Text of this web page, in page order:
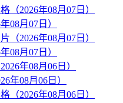
（2026年08月07日）
08月07日）
（2026年08月07日）
08月07日）
年08月06日）
年08月06日）
（2026年08月06日）